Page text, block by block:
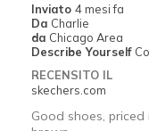
Inviato 4 mesi fa
Da Charlie
da Chicago Area
Describe Yourself
RECENSITO IL
skechers.com
Good shoes,